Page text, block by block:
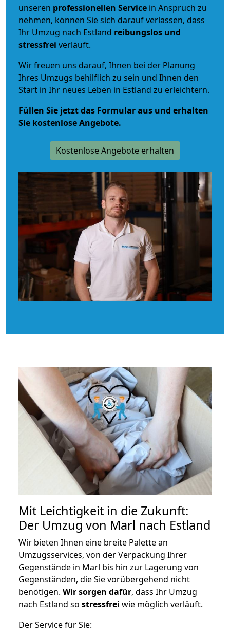
unseren professionellen Service in Anspruch zu
nehmen, können Sie sich darauf verlassen, dass
Ihr Umzug nach Estland reibungslos und
stressfrei verläuft.
Wir freuen uns darauf, Ihnen bei der Planung
Ihres Umzugs behilflich zu sein und Ihnen den
Start in Ihr neues Leben in Estland zu erleichtern.
Füllen Sie jetzt das Formular aus und erhalten
Sie kostenlose Angebote.
Kostenlose Angebote erhalten
Mit Leichtigkeit in die Zukunft:
Der Umzug von Marl nach Estland
Wir bieten Ihnen eine breite Palette an
Umzugsservices, von der Verpackung Ihrer
Gegenstände in Marl bis hin zur Lagerung von
Gegenständen, die Sie vorübergehend nicht
benötigen. Wir sorgen dafür, dass Ihr Umzug
nach Estland so stressfrei wie möglich verläuft.
Der Service für Sie: